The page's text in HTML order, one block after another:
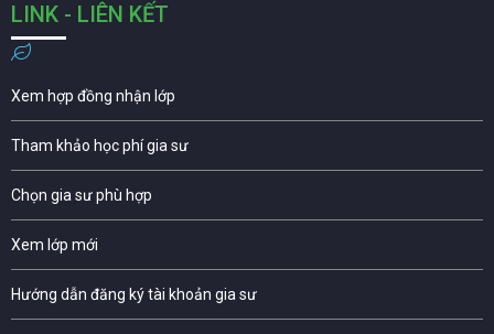
LINK - LIÊN KẾT
Xem hợp đồng nhận lớp
Tham khảo học phí gia sư
Chọn gia sư phù hợp
Xem lớp mới
Hướng dẫn đăng ký tài khoản gia sư